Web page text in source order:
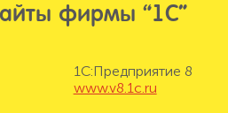
фирмы “1С”
1С:Предприятие 8
www.v8.1c.ru